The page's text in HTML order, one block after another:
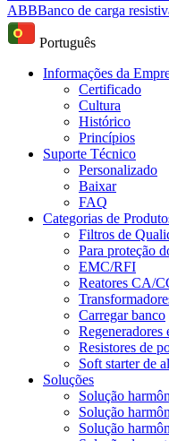
ABBBanco de carga
Português
Informações da
Certificado
Cultura
Histórico
Princípios
Suporte Técnico
Personalizado
Baixar
FAQ
Categorias de
Filtros de
Para proteção
EMC/RFI
Reatores CA/
Carregar banco
Regeneradores
Resistores de
Soft starter de
Soluções
Solução
Solução
Solução